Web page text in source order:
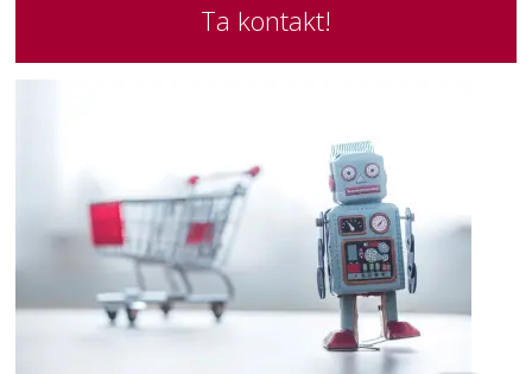
Ta kontakt!